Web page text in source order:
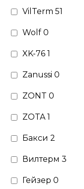
VilTerm51
Wolf0
XK-761
Zanussi0
ZONT0
ZOTA1
Бакси2
Вилтерм3
Гейзер0